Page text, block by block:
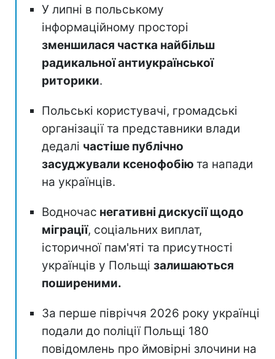
У липні в польському
інформаційному просторі
зменшилася частка найбільш
радикальної антиукраїнської
риторики.
Польські користувачі, громадські
організації та представники влади
дедалі частіше публічно
засуджували ксенофобію та напади
на українців.
Водночас негативні дискусії щодо
міграції, соціальних виплат,
історичної пам'яті та присутності
українців у Польщі залишаються
поширеними.
За перше півріччя 2026 року українці
подали до поліції Польщі 180
повідомлень про ймовірні злочини на